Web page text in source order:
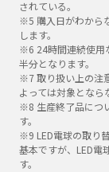
されている。
※5 購入日がわから
します。
※6 24時間連続使用
半分となります。
※7 取り扱い上の注
よっては対象となら
※8 生産終了品につ
す。
※9 LED電球の取り
基本ですが、LED電
す。